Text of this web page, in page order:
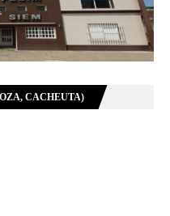
CACHEUTA)